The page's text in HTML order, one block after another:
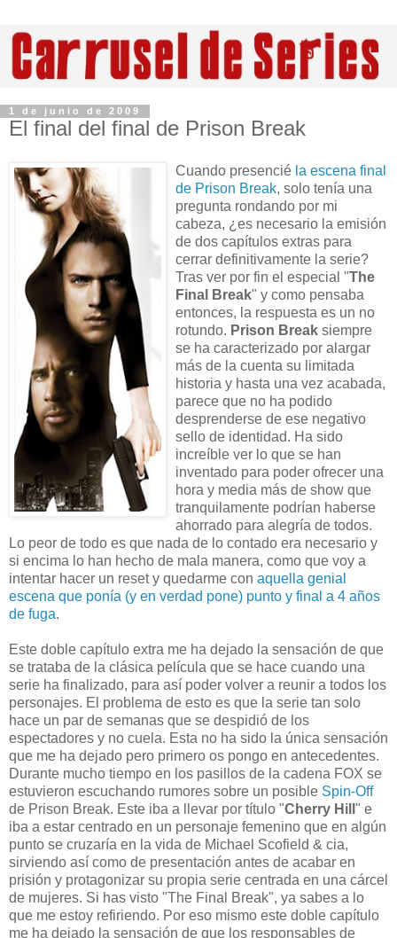
1 de junio de 2009
El final del final de Prison Break
Cuando presencié la escena final
de Prison Break, solo tenía una
pregunta rondando por mi
cabeza, ¿es necesario la emisión
de dos capítulos extras para
cerrar definitivamente la serie?
Tras ver por fin el especial "The
Final Break" y como pensaba
entonces, la respuesta es un no
rotundo. Prison Break siempre
se ha caracterizado por alargar
más de la cuenta su limitada
historia y hasta una vez acabada,
parece que no ha podido
desprenderse de ese negativo
sello de identidad. Ha sido
increíble ver lo que se han
inventado para poder ofrecer una
hora y media más de show que
tranquilamente podrían haberse
ahorrado para alegría de todos.
Lo peor de todo es que nada de lo contado era necesario y
si encima lo han hecho de mala manera, como que voy a
intentar hacer un reset y quedarme con aquella genial
escena que ponía (y en verdad pone) punto y final a 4 años
de fuga.
Este doble capítulo extra me ha dejado la sensación de que
se trataba de la clásica película que se hace cuando una
serie ha finalizado, para así poder volver a reunir a todos los
personajes. El problema de esto es que la serie tan solo
hace un par de semanas que se despidió de los
espectadores y no cuela. Esta no ha sido la única sensación
que me ha dejado pero primero os pongo en antecedentes.
Durante mucho tiempo en los pasillos de la cadena FOX se
estuvieron escuchando rumores sobre un posible Spin-Off
de Prison Break. Este iba a llevar por título "Cherry Hill " e
iba a estar centrado en un personaje femenino que en algún
punto se cruzaría en la vida de Michael Scofield & cia,
sirviendo así como de presentación antes de acabar en
prisión y protagonizar su propia serie centrada en una cárcel
de mujeres. Si has visto "The Final Break", ya sabes a lo
que me estoy refiriendo. Por eso mismo este doble capítulo
me ha dejado la sensación de que los responsables de